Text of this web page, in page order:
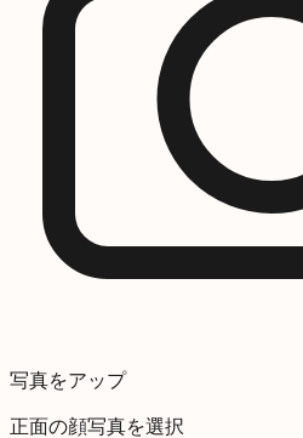
写真をアップ
正面の顔写真を選択